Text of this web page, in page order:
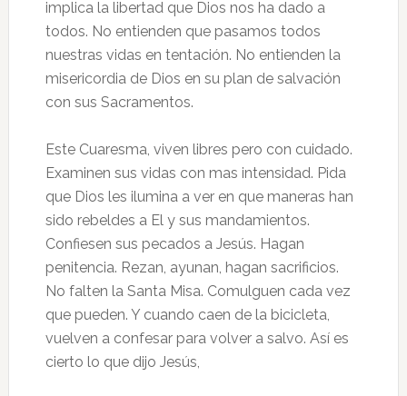
implica la libertad que Dios nos ha dado a
todos. No entienden que pasamos todos
nuestras vidas en tentación. No entienden la
misericordia de Dios en su plan de salvación
con sus Sacramentos.
Este Cuaresma, viven libres pero con cuidado.
Examinen sus vidas con mas intensidad. Pida
que Dios les ilumina a ver en que maneras han
sido rebeldes a El y sus mandamientos.
Confiesen sus pecados a Jesús. Hagan
penitencia. Rezan, ayunan, hagan sacrificios.
No falten la Santa Misa. Comulguen cada vez
que pueden. Y cuando caen de la bicicleta,
vuelven a confesar para volver a salvo. Así es
cierto lo que dijo Jesús,